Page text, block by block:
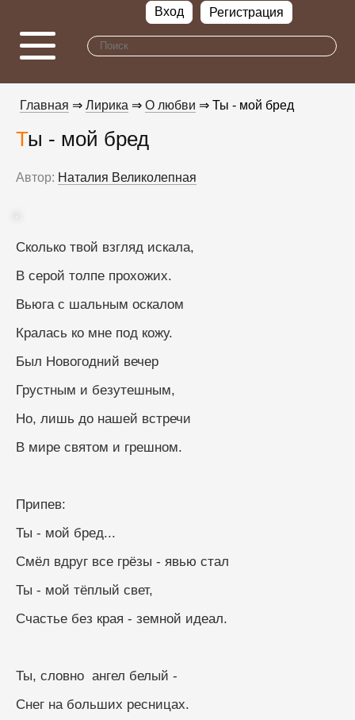
Вход Регистрация
Главная ⇒ Лирика ⇒ О любви ⇒ Ты - мой бред
Ты - мой бред
Автор: Наталия Великолепная
Сколько твой взгляд искала,
В серой толпе прохожих.
Вьюга с шальным оскалом
Кралась ко мне под кожу.
Был Новогодний вечер
Грустным и безутешным,
Но, лишь до нашей встречи
В мире святом и грешном.
Припев:
Ты - мой бред...
Смёл вдруг все грёзы - явью стал
Ты - мой тёплый свет,
Счастье без края - земной идеал.
Ты, словно  ангел белый -
Снег на больших ресницах.